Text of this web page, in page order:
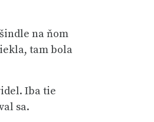
na ňom
tam bola
Iba tie
sa.